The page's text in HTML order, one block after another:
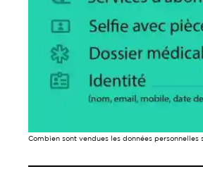
Combien sont vendues les données personnelles